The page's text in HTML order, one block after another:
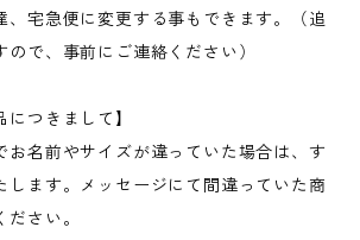
、宅急便に変更する事もできます。（追
で、事前にご連絡ください）
につきまして】
お名前やサイズが違っていた場合は、す
します。メッセージにて間違っていた商
さい。